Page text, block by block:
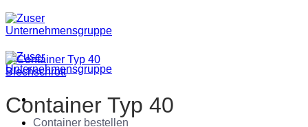
Zum
Inhalt
springen
Container bestellen
Blechschrott
Container Typ 40